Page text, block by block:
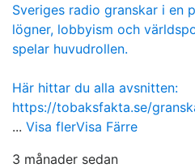
Sveriges radio granskar i en
lögner, lobbyism och
spelar huvudrollen.
Här hittar du alla avsnitten:
https://tobaksfakta.se/
... Visa flerVisa Färre
3 månader sedan